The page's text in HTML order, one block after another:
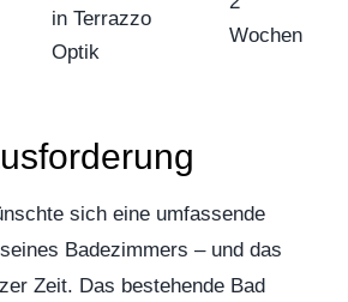
in Terrazzo
Optik
Wochen
sich eine umfassende
Badezimmers – und das
Zeit. Das bestehende Bad